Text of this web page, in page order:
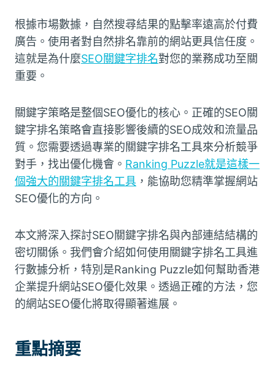
根據市場數據，自然搜尋結果的點擊率遠高於付費
廣告。使用者對自然排名靠前的網站更具信任度。
這就是為什麼SEO關鍵字排名對您的業務成功至關
重要。
關鍵字策略是整個SEO優化的核心。正確的SEO關
鍵字排名策略會直接影響後續的SEO成效和流量品
質。您需要透過專業的關鍵字排名工具來分析競爭
對手，找出優化機會。 Ranking Puzzle就是這樣一
個強大的關鍵字排名工具 ，能協助您精準掌握網站
SEO優化的方向。
本文將深入探討SEO關鍵字排名與內部連結結構的
密切關係。我們會介紹如何使用關鍵字排名工具進
行數據分析，特別是Ranking Puzzle如何幫助香港
企業提升網站SEO優化效果。透過正確的方法，您
的網站SEO優化將取得顯著進展。
重點摘要